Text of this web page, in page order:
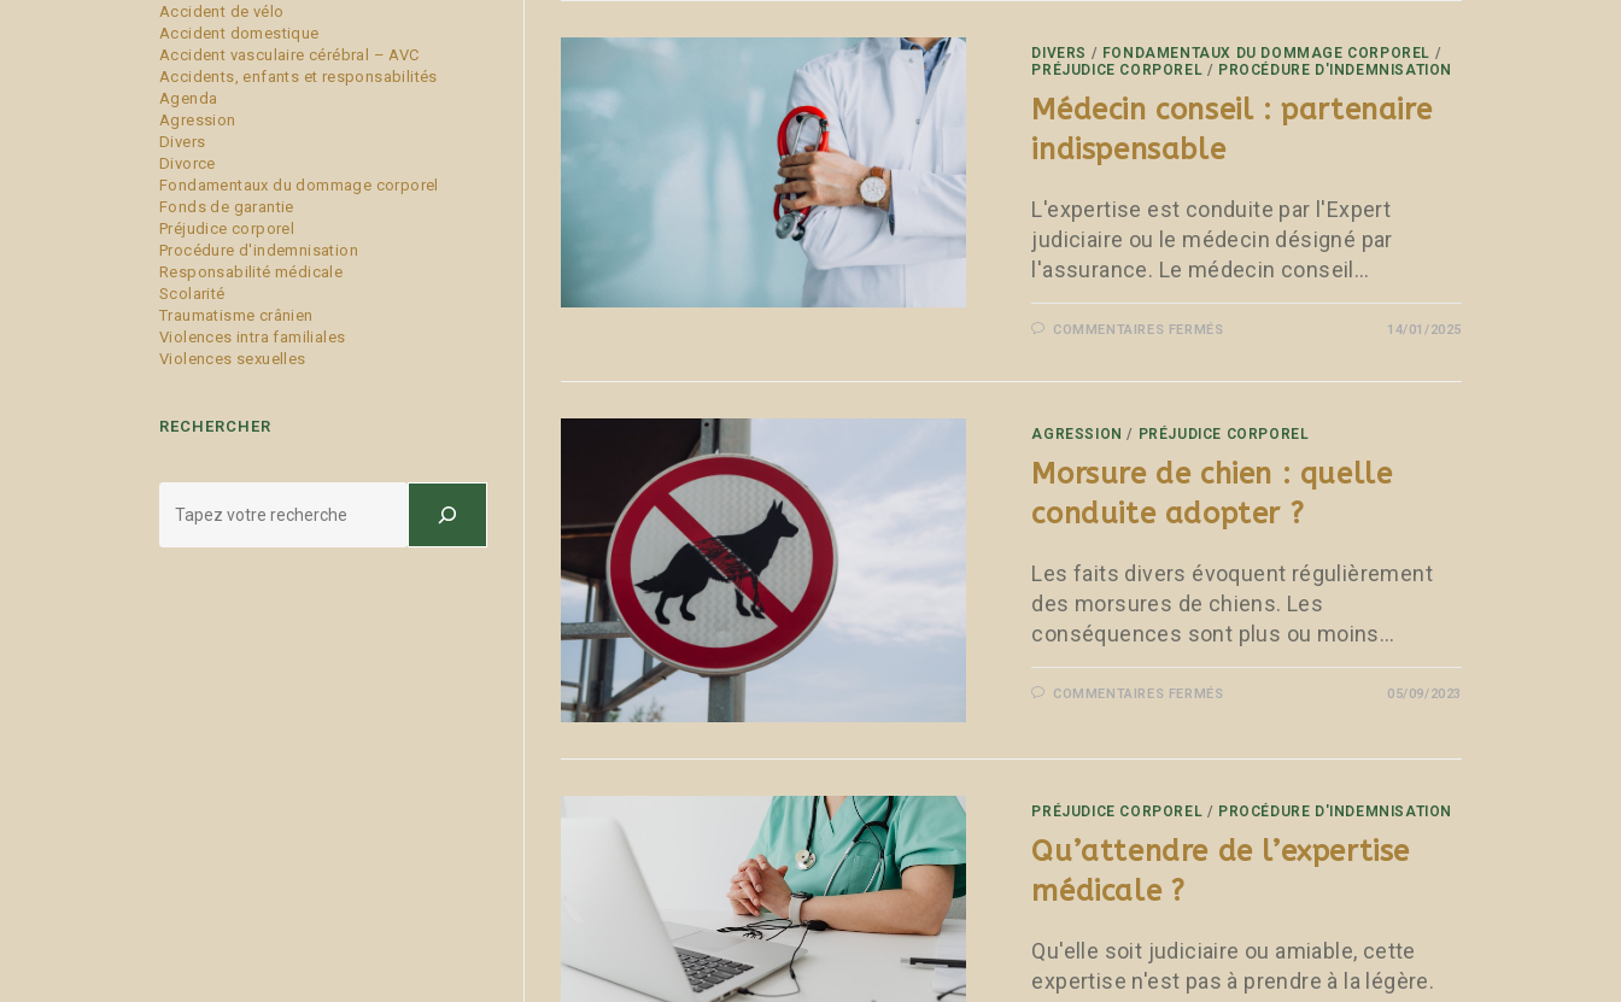
Accident de vélo
Accident domestique
Accident vasculaire cérébral – AVC
Accidents, enfants et responsabilités
Agenda
Agression
Divers
Divorce
Fondamentaux du dommage corporel
Fonds de garantie
Préjudice corporel
Procédure d'indemnisation
Responsabilité médicale
Scolarité
Traumatisme crânien
Violences intra familiales
Violences sexuelles
RECHERCHER
DIVERS / FONDAMENTAUX DU DOMMAGE CORPOREL /
PRÉJUDICE CORPOREL / PROCÉDURE D'INDEMNISATION
Médecin conseil : partenaire
indispensable
L'expertise est conduite par l'Expert
judiciaire ou le médecin désigné par
l'assurance. Le médecin conseil…
COMMENTAIRES FERMÉS 14/01/2025
AGRESSION / PRÉJUDICE CORPOREL
Morsure de chien : quelle
conduite adopter ?
Les faits divers évoquent régulièrement
des morsures de chiens. Les
conséquences sont plus ou moins…
COMMENTAIRES FERMÉS 05/09/2023
PRÉJUDICE CORPOREL / PROCÉDURE D'INDEMNISATION
Qu’attendre de l’expertise
médicale ?
Qu'elle soit judiciaire ou amiable, cette
expertise n'est pas à prendre à la légère.